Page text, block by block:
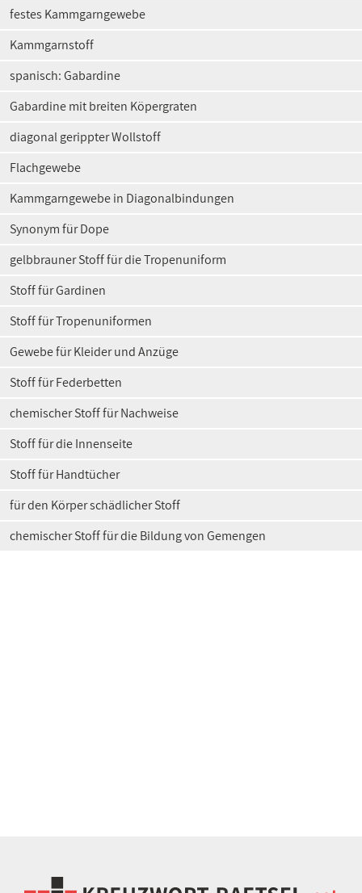
festes Kammgarngewebe
Kammgarnstoff
spanisch: Gabardine
Gabardine mit breiten Köpergraten
diagonal gerippter Wollstoff
Flachgewebe
Kammgarngewebe in Diagonalbindungen
Synonym für Dope
gelbbrauner Stoff für die Tropenuniform
Stoff für Gardinen
Stoff für Tropenuniformen
Gewebe für Kleider und Anzüge
Stoff für Federbetten
chemischer Stoff für Nachweise
Stoff für die Innenseite
Stoff für Handtücher
für den Körper schädlicher Stoff
chemischer Stoff für die Bildung von Gemengen